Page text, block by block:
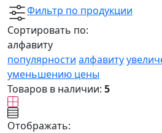
Фильтр по продукции
Сортировать по:
алфавиту
популярности алфавиту
уменьшению цены
Товаров в наличии: 5
Отображать: